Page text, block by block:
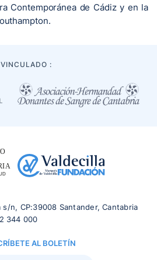
Contemporánea de Cádiz y en la
VINCULADO :
s/n, CP:39008 Santander, Cantabria
344 000
AL BOLETÍN